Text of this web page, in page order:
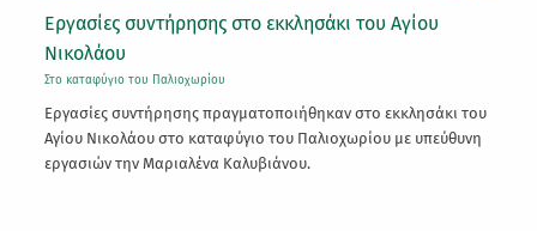
Εργασίες συντήρησης στο εκκλησάκι του Αγίου
Νικολάου
Στο καταφύγιο του Παλιοχωρίου
Εργασίες συντήρησης πραγματοποιήθηκαν στο εκκλησάκι του
Αγίου Νικολάου στο καταφύγιο του Παλιοχωρίου με υπεύθυνη
εργασιών την Μαριαλένα Καλυβιάνου.